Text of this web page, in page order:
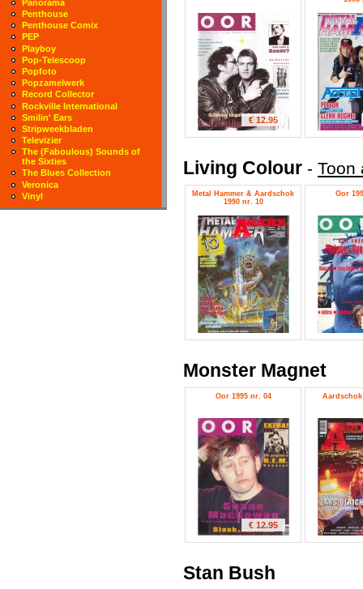
€ 12.95
Living Colour - Toon
Metal Hammer & Aardschok
1990 nr. 10
Oor
Monster Magnet
Oor 1995 nr. 04
€ 12.95
Aardschok
Stan Bush
Panorama
Penthouse
Penthouse Comix
PEP
Playboy
Pop-Telescoop
Popfoto
Popzamelwerk
Record Collector
Rockville International
Smilin' Ears
Stripweekbladen
Televizier
The (Faboulous) Sounds of
the Sixties
The Blues Collection
Veronica
Vinyl